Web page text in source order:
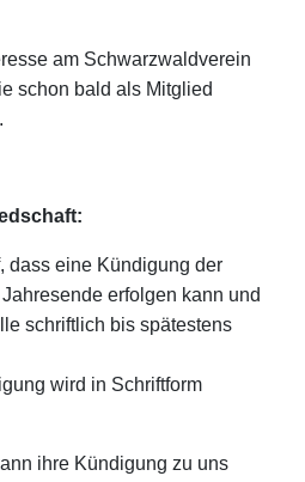
am Schwarzwaldverein
schon bald als Mitglied
dass eine Kündigung der
erfolgen kann und
schriftlich bis spätestens
wird in Schriftform
ihre Kündigung zu uns